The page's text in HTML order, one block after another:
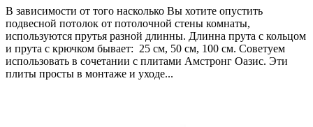
В зависимости от того насколько Вы хотите опустить
подвесной потолок от потолочной стены комнаты,
используются прутья разной длинны. Длинна прута с кольцом
и прута с крючком бывает: 25 см, 50 см, 100 см. Советуем
использовать в сочетании с плитами Амстронг Оазис. Эти
плиты просты в монтаже и уходе...